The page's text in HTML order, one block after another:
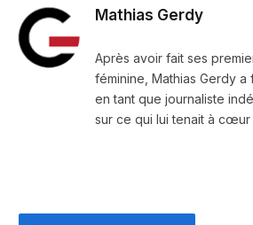
Mathias Gerdy
Après avoir fait ses
féminine, Mathias Gerdy
en tant que journaliste
sur ce qui lui tenait à cœur